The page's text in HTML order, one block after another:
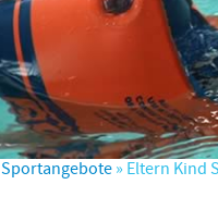
Sportangebote» Eltern Kind